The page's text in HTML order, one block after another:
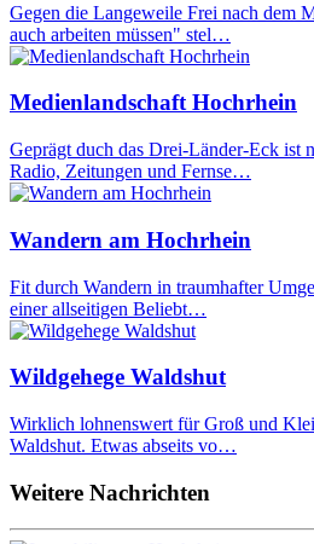
Gegen die Langeweile Frei nach dem
auch arbeiten müssen" stel…
Medienlandschaft Hochrhein
Geprägt duch das Drei-Länder-Eck ist
Radio, Zeitungen und Fernse…
Wandern am Hochrhein
Fit durch Wandern in traumhafter
einer allseitigen Beliebt…
Wildgehege Waldshut
Wirklich lohnenswert für Groß und
Waldshut. Etwas abseits vo…
Weitere Nachrichten